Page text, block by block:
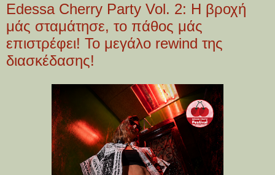
Edessa Cherry Party Vol. 2: Η βροχή
μάς σταμάτησε, το πάθος μάς
επιστρέφει! Το μεγάλο rewind της
διασκέδασης!